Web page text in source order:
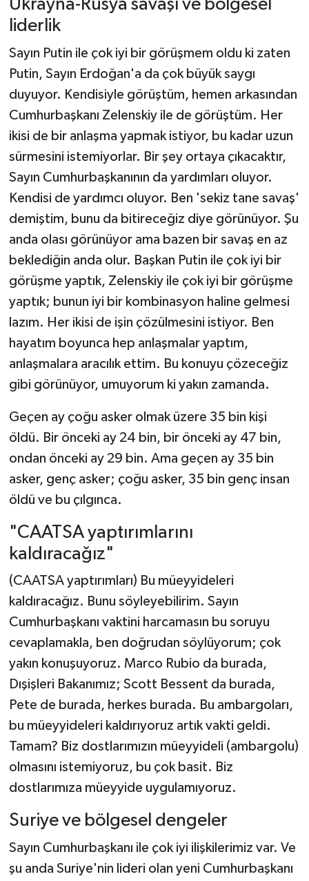
Ukrayna-Rusya savaşı ve bölgesel
liderlik
Sayın Putin ile çok iyi bir görüşmem oldu ki zaten
Putin, Sayın Erdoğan'a da çok büyük saygı
duyuyor. Kendisiyle görüştüm, hemen arkasından
Cumhurbaşkanı Zelenskiy ile de görüştüm. Her
ikisi de bir anlaşma yapmak istiyor, bu kadar uzun
sürmesini istemiyorlar. Bir şey ortaya çıkacaktır,
Sayın Cumhurbaşkanının da yardımları oluyor.
Kendisi de yardımcı oluyor. Ben 'sekiz tane savaş'
demiştim, bunu da bitireceğiz diye görünüyor. Şu
anda olası görünüyor ama bazen bir savaş en az
beklediğin anda olur. Başkan Putin ile çok iyi bir
görüşme yaptık, Zelenskiy ile çok iyi bir görüşme
yaptık; bunun iyi bir kombinasyon haline gelmesi
lazım. Her ikisi de işin çözülmesini istiyor. Ben
hayatım boyunca hep anlaşmalar yaptım,
anlaşmalara aracılık ettim. Bu konuyu çözeceğiz
gibi görünüyor, umuyorum ki yakın zamanda.
Geçen ay çoğu asker olmak üzere 35 bin kişi
öldü. Bir önceki ay 24 bin, bir önceki ay 47 bin,
ondan önceki ay 29 bin. Ama geçen ay 35 bin
asker, genç asker; çoğu asker, 35 bin genç insan
öldü ve bu çılgınca.
"CAATSA yaptırımlarını
kaldıracağız"
(CAATSA yaptırımları) Bu müeyyideleri
kaldıracağız. Bunu söyleyebilirim. Sayın
Cumhurbaşkanı vaktini harcamasın bu soruyu
cevaplamakla, ben doğrudan söylüyorum; çok
yakın konuşuyoruz. Marco Rubio da burada,
Dışişleri Bakanımız; Scott Bessent da burada,
Pete de burada, herkes burada. Bu ambargoları,
bu müeyyideleri kaldırıyoruz artık vakti geldi.
Tamam? Biz dostlarımızın müeyyideli (ambargolu)
olmasını istemiyoruz, bu çok basit. Biz
dostlarımıza müeyyide uygulamıyoruz.
Suriye ve bölgesel dengeler
Sayın Cumhurbaşkanı ile çok iyi ilişkilerimiz var. Ve
şu anda Suriye'nin lideri olan yeni Cumhurbaşkanı